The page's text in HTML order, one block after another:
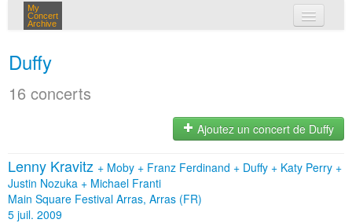
My
Concert
Archive
Duffy
16 concerts
Ajoutez un concert de Duffy
Lenny Kravitz + Moby + Franz Ferdinand + Duffy + Katy Perry +
Justin Nozuka + Michael Franti
Main Square Festival Arras, Arras (FR)
5 juil. 2009